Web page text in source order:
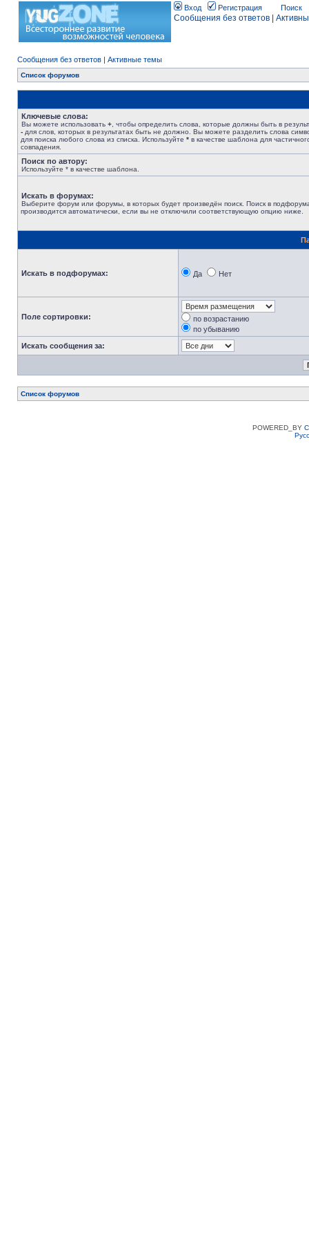
Вход Регистрация Поиск
Сообщения без ответов
Сообщения без ответов | Активные темы
Список форумов
Ключевые слова:
Вы можете использовать + , чтобы определить слова, которые должны быть в
- для слов, которых в результатах быть не должно. Вы можете разделить слова
для поиска любого слова из списка. Используйте * в качестве шаблона для
совпадения.
Поиск по автору:
Используйте * в качестве шаблона.
Искать в форумах:
Выберите форум или форумы, в которых будет произведён поиск. Поиск в
производится автоматически, если вы не отключили соответствующую опцию ниже.
Искать в подфорумах: Да Нет
Поле сортировки:
по возрастанию
по убыванию
Искать сообщения за:
Список форумов
POWERED_BY